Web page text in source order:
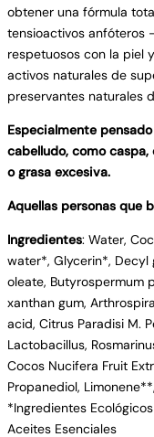
obtener una fórmula
tensioactivos anfóteros
respetuosos con la piel
activos naturales de
preservantes naturales
Especialmente
cabelludo, como
o grasa excesiva.
Aquellas personas que
Ingredientes: Water,
water*, Glycerin*, Decyl
oleate, Butyrospermum
xanthan gum,
acid, Citrus Paradisi M.
Lactobacillus,
Cocos Nucifera Fruit
Propanediol,
*Ingredientes
Aceites Esenciales